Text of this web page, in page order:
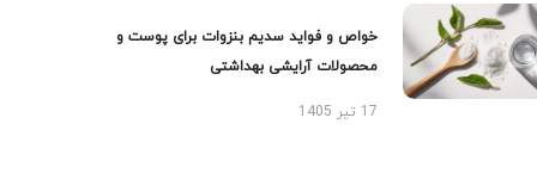
خواص و فواید سدیم بنزوات برای پوست و
محصولات آرایشی بهداشتی
17 تیر 1405